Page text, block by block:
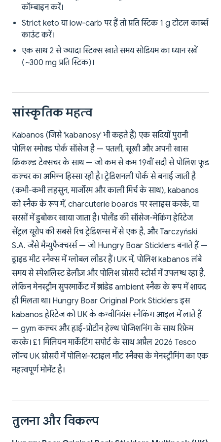
कॉम्बाइन करें।
Strict keto या low-carb पर हैं तो प्रति स्टिक 1 g टोटल कार्ब्स
काउंट करें।
एक साथ 2 से ज्यादा स्टिक्स खाते समय सोडियम का ध्यान रखें
(~300 mg प्रति स्टिक)।
सांस्कृतिक महत्व
Kabanos (जिसे 'kabanosy' भी कहते हैं) एक सदियों पुरानी
पोलिश स्मोक्ड पोर्क सॉसेज है — पतली, सूखी और अपनी खास
क्रिंकल्ड टेक्सचर के साथ — जो कम से कम 19वीं सदी से पोलिश फूड
कल्चर का अभिन्न हिस्सा रही है। ट्रेडिशनली पोर्क से बनाई जाती है
(कभी-कभी लहसुन, मार्जोरम और काली मिर्च के साथ), kabanos
को स्नैक के रूप में, charcuterie boards पर स्लाइस करके, या
सरसों में डुबोकर खाया जाता है। पोलैंड की सॉसेज-मेकिंग हेरिटेज
सेंट्रल यूरोप की सबसे रिच ट्रेडिशन्स में से एक है, और Tarczyński
S.A. जैसे मैन्युफैक्चरर्स — जो Hungry Boar Sticklers बनाते हैं —
ड्राइड मीट स्नैक्स में ग्लोबल लीडर हैं। UK में, पोलिश kabanos लंबे
समय से स्पेशलिस्ट डेलीज़ और पोलिश ग्रोसरी स्टोर्स में उपलब्ध रहा है,
लेकिन मेनस्ट्रीम सुपरमार्केट में ब्रांडेड ambient स्नैक के रूप में शायद
ही मिलता था। Hungry Boar Original Pork Sticklers इस
kabanos हेरिटेज को UK के कन्वीनियंस स्नैकिंग आइल में लाते हैं
— gym कल्चर और हाई-प्रोटीन हेल्थ पोजिशनिंग के साथ रिफ्रेम
करके। £1 मिलियन मार्केटिंग सपोर्ट के साथ अप्रैल 2026 Tesco
लॉन्च UK ग्रोसरी में पोलिश-स्टाइल मीट स्नैक्स के मेनस्ट्रीमिंग का एक
महत्वपूर्ण मोमेंट है।
तुलना और विकल्प